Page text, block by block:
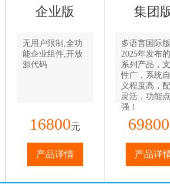
企业版
无用户限制,全功
能企业组件,开放
源代码
16800元
产品详情
集团
多语言国际
2025年发布
系列产品，
性广，系统
义程度高，
灵活，功能
强！
69800
产品详